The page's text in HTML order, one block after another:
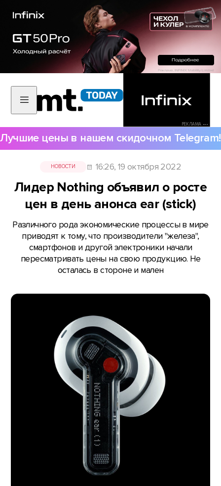
РЕКЛАМА •••
Лучшие цены в нашем скидочном Telegram!
НОВОСТИ 16:26, 19 октября 2022
Лидер Nothing объявил о росте
цен в день анонса ear (stick)
Различного рода экономические процессы в мире
приводят к тому, что производители "железа",
смартфонов и другой электроники начали
пересматривать цены на свою продукцию. Не
осталась в стороне и мален